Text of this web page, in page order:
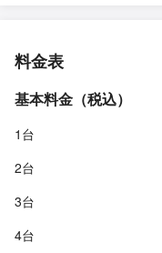
料金表
基本料金（税込）
1台
2台
3台
4台